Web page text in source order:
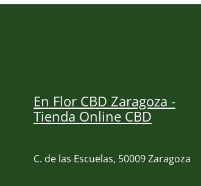
En Flor CBD Zaragoza -
Tienda Online CBD
C. de las Escuelas, 50009 Zaragoza